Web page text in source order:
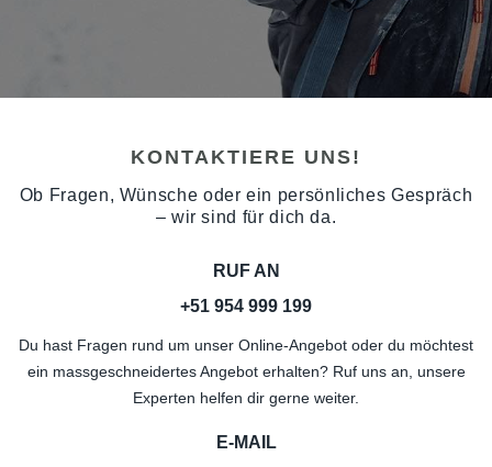
KONTAKTIERE UNS!
Ob Fragen, Wünsche oder ein persönliches Gespräch
– wir sind für dich da.
RUF AN
+51 954 999 199
Du hast Fragen rund um unser Online-Angebot oder du möchtest
ein massgeschneidertes Angebot erhalten? Ruf uns an, unsere
Experten helfen dir gerne weiter.
E-MAIL